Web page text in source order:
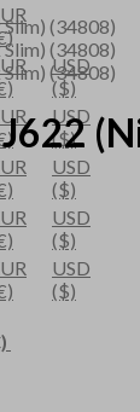
USD
($)
USD
($)
USD
($)
USD
($)
USD
($)
J622